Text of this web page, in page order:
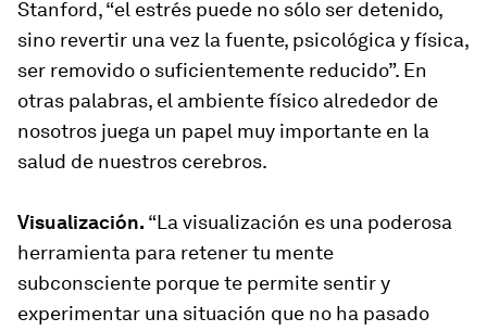
Stanford, “el estrés puede no sólo ser detenido,
sino revertir una vez la fuente, psicológica y física,
ser removido o suficientemente reducido”. En
otras palabras, el ambiente físico alrededor de
nosotros juega un papel muy importante en la
salud de nuestros cerebros.
Visualización. “La visualización es una poderosa
herramienta para retener tu mente
subconsciente porque te permite sentir y
experimentar una situación que no ha pasado